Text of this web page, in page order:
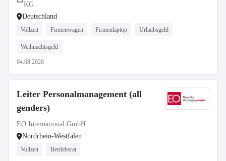
KG
Deutschland
Vollzeit Firmenwagen Firmenlaptop Urlaubsgeld
Weihnachtsgeld
04.08.2026
Leiter Personalmanagement (all
genders)
EO International GmbH
Nordrhein-Westfalen
Vollzeit Betriebsrat